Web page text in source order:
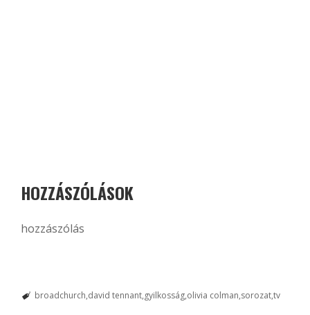
HOZZÁSZÓLÁSOK
hozzászólás
broadchurch david tennant gyilkosság olivia colman sorozattv